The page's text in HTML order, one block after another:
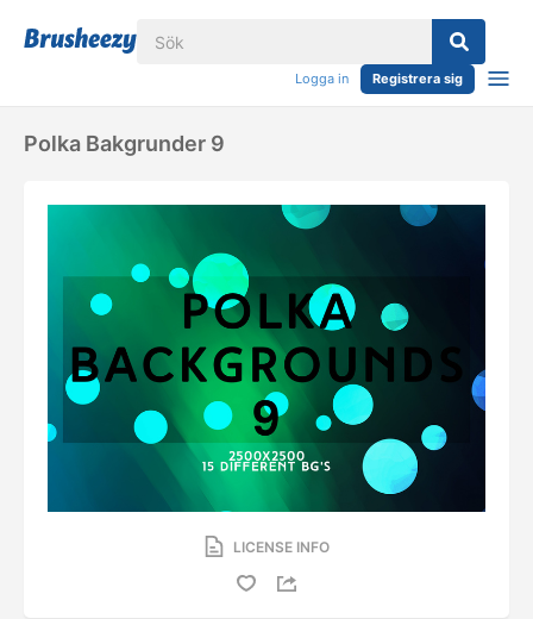
Logga in Registrera sig
Polka Bakgrunder 9
LICENSE INFO